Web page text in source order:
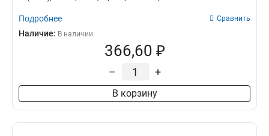
Подробнее Сравнить
Наличие: В наличии
366,60 ₽
– +
В корзину